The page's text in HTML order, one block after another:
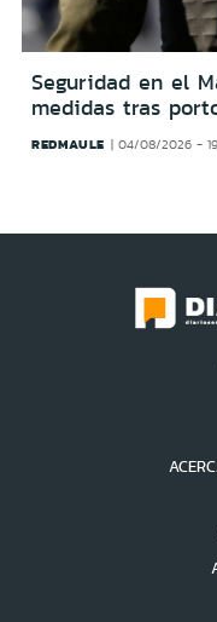
Seguridad en el
medidas tras
REDMAULE 04/08/2026 -